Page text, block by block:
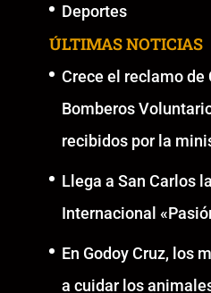
Deportes
ÚLTIMAS NOTICIAS
Crece el reclamo de
Bomberos
recibidos por la
Llega a San Carlos
Internacional
En Godoy Cruz, los
a cuidar los